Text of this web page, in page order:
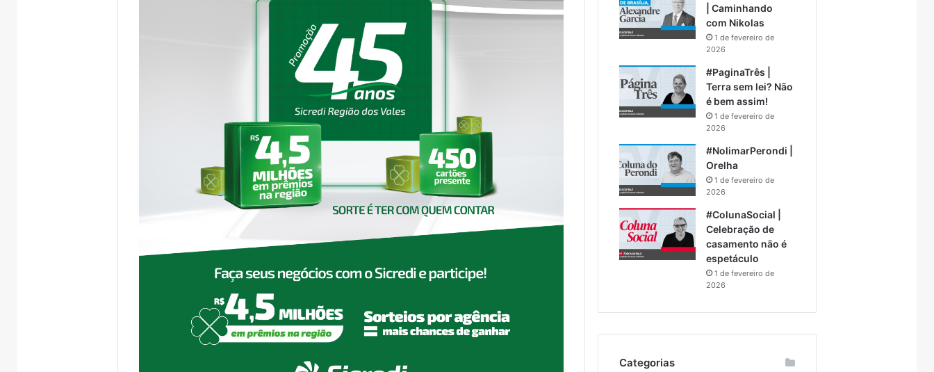
| Caminhando
com Nikolas
1 de fevereiro de
2026
#PaginaTrês |
Terra sem lei? Não
é bem assim!
1 de fevereiro de
2026
#NolimarPerondi |
Orelha
1 de fevereiro de
2026
#ColunaSocial |
Celebração de
casamento não é
espetáculo
1 de fevereiro de
2026
Categorias